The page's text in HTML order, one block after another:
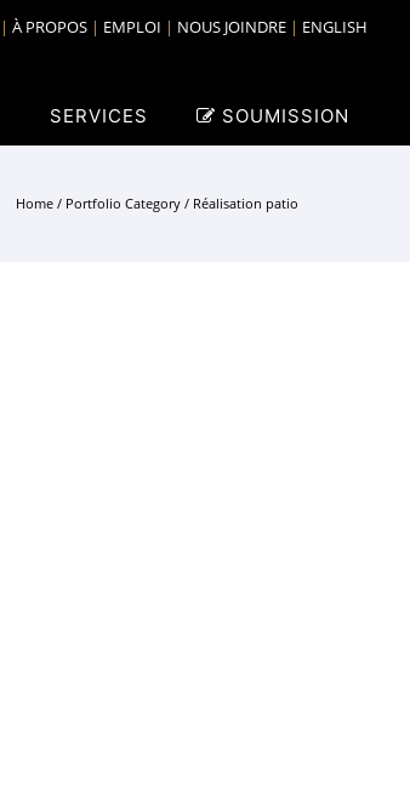
À PROPOS EMPLOI NOUS JOINDRE ENGLISH
SERVICES SOUMISSION
Home / Portfolio Category / Réalisation patio